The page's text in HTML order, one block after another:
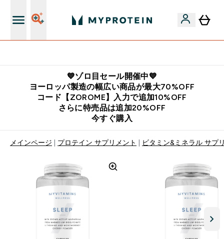
💙ゾロ目セール開催中💙
ヨーロッパ製造の幅広い商品が最大70%OFF
コード【ZOROME】入力で追加10%OFF
さらに特売品は追加20%OFF
今すぐ購入
メインページ プロテイン サプリメント ビタミン&ミネラル サプ